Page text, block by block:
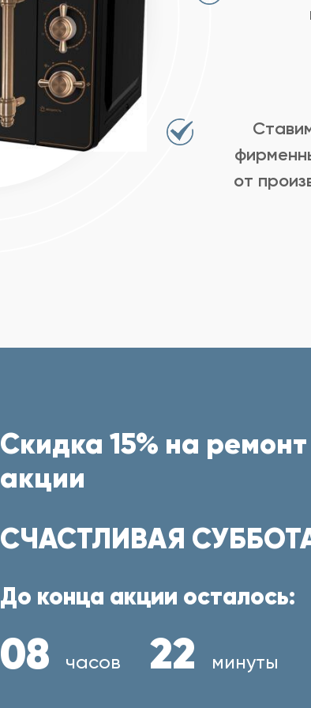
от
Скидка 15% на
акции
СЧАСТЛИВАЯ
До конца акции осталось:
08 часов 22 минуты